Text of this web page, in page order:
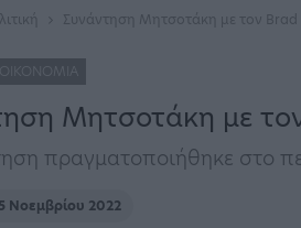
Συνάντηση Μητσοτάκη με τον Brad
ΟΙΚΟΝΟΜΊΑ
Μητσοτάκη με
πραγματοποιήθηκε στο
Νοεμβρίου 2022